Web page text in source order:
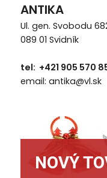
ANTIKA
Ul. gen. Svobodu
089 01 Svidník
tel: +421 905 570
email: antika@vl.sk